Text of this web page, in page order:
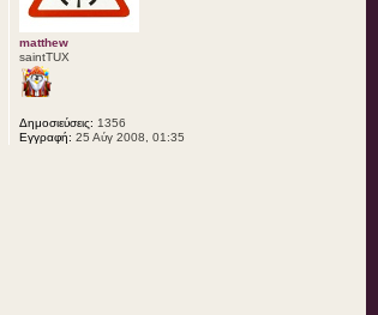
matthew
saintTUX
Δημοσιεύσεις: 1356
Εγγραφή: 25 Αύγ 2008, 01:35